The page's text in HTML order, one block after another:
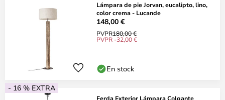
Lámpara de pie Jorvan, eucalipto, lino,
color crema - Lucande
148,00 €
PVPR180,00 €
PVPR -32,00 €
En stock
- 16 % EXTRA
Ferda Exterior Lámpara Colgante